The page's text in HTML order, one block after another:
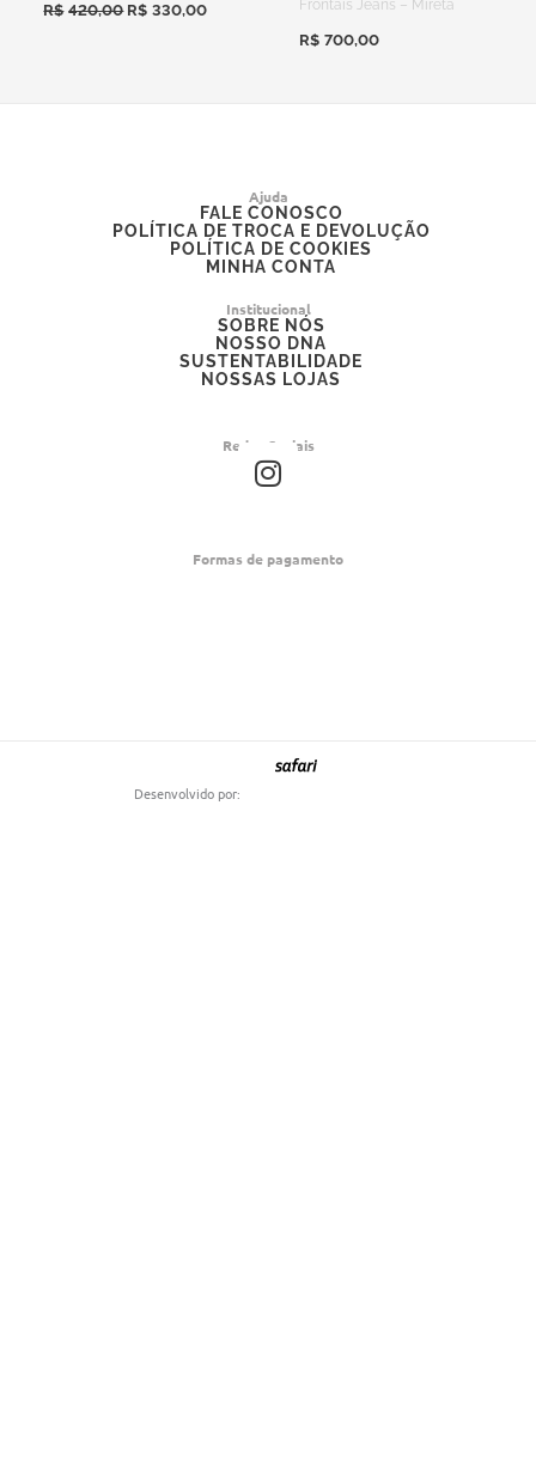
R$ 420,00 R$ 330,00
Frontais Jeans – Mireta
R$ 700,00
Ajuda
FALE CONOSCO
POLÍTICA DE TROCA E DEVOLUÇÃO
POLÍTICA DE COOKIES
MINHA CONTA
Institucional
SOBRE NÓS
NOSSO DNA
SUSTENTABILIDADE
NOSSAS LOJAS
Redes Sociais
I
n
t
Formas de pagamento
Desenvolvido por: